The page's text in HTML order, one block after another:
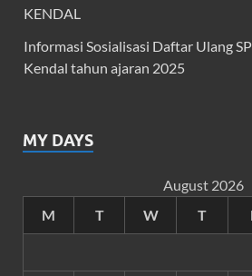
KENDAL
Informasi Sosialisasi Daftar Ulang
Kendal tahun ajaran 2025
MY DAYS
August 2026
M
T W T